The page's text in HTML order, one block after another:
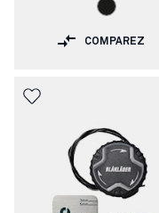
COMPAREZ